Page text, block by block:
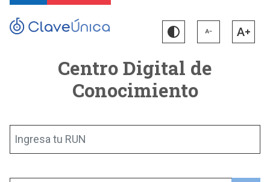
Centro Digital de
Conocimiento
Ingresa tu RUN